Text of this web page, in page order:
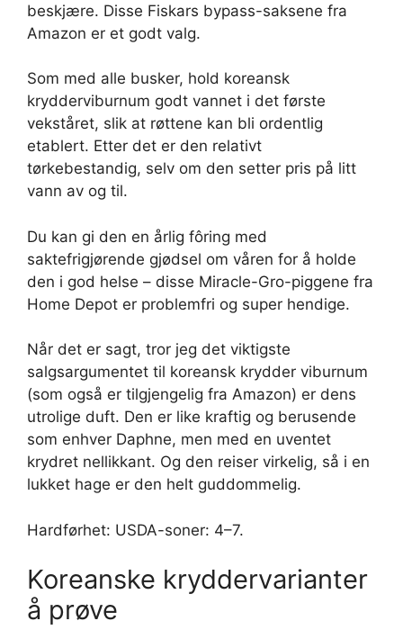
beskjære. Disse Fiskars bypass-saksene fra
Amazon er et godt valg.
Som med alle busker, hold koreansk
krydderviburnum godt vannet i det første
vekståret, slik at røttene kan bli ordentlig
etablert. Etter det er den relativt
tørkebestandig, selv om den setter pris på litt
vann av og til.
Du kan gi den en årlig fôring med
saktefrigjørende gjødsel om våren for å holde
den i god helse – disse Miracle-Gro-piggene fra
Home Depot er problemfri og super hendige.
Når det er sagt, tror jeg det viktigste
salgsargumentet til koreansk krydder viburnum
(som også er tilgjengelig fra Amazon) er dens
utrolige duft. Den er like kraftig og berusende
som enhver Daphne, men med en uventet
krydret nellikkant. Og den reiser virkelig, så i en
lukket hage er den helt guddommelig.
Hardførhet: USDA-soner: 4–7.
Koreanske kryddervarianter
å prøve